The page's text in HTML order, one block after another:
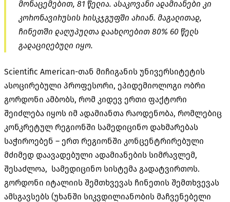
მონაცემებით, 81 წელია. ასაკოვანი ადამიანები კი
კორონავირუსის რისკჯგუფში არიან. მაგალითად,
ჩინეთში დაღუპულთა დაახლოებით 80% 60 წელს
გადაცილებული იყო.
Scientific American-თან მიჩიგანის უნივერსიტეტის
ასოცირებული პროფესორი, ეპიდემიოლოგი ობრი
გორდონი ამბობს, რომ კიდევ ერთი ფაქტორი
შეიძლება იყოს იმ ადამიანთა რაოდენობა, რომლებიც
კონკრეტულ რეგიონში სამედიცინო დახმარებას
საჭიროებენ – ერთ რეგიონში კონცენტრირებული
მძიმედ დაავადებული ადამიანების სიმრავლემ,
შესაძლოა, სამედიცინო სისტემა გადატვირთოს.
გორდონი იტალიის შემთხვევას ჩინეთის შემთხვევას
ამსგავსებს (უხანში სიკვდილიანობის მაჩვენებელი